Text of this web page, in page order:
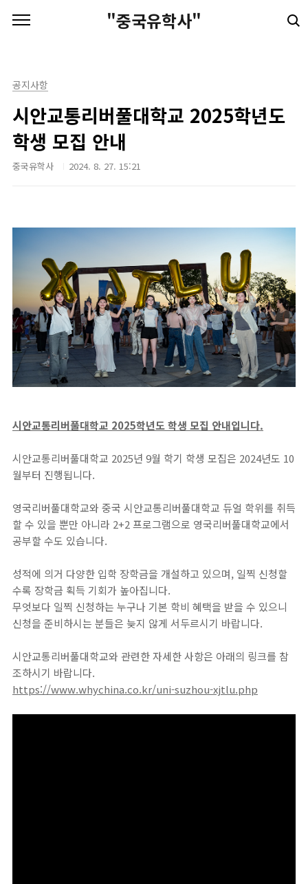
"중국유학사"
공지사항
시안교통리버풀대학교 2025학년도
학생 모집 안내
중국유학사 2024. 8. 27. 15:21
시안교통리버풀대학교 2025학년도 학생 모집 안내입니다.
시안교통리버풀대학교 2025년 9월 학기 학생 모집은 2024년도 10
월부터 진행됩니다.
영국리버풀대학교와 중국 시안교통리버풀대학교 듀얼 학위를 취득
할 수 있을 뿐만 아니라 2+2 프로그램으로 영국리버풀대학교에서
공부할 수도 있습니다.
성적에 의거 다양한 입학 장학금을 개설하고 있으며, 일찍 신청할
수록 장학금 획득 기회가 높아집니다.
무엇보다 일찍 신청하는 누구나 기본 학비 혜택을 받을 수 있으니
신청을 준비하시는 분들은 늦지 않게 서두르시기 바랍니다.
시안교통리버풀대학교와 관련한 자세한 사항은 아래의 링크를 참
조하시기 바랍니다.
https://www.whychina.co.kr/uni-suzhou-xjtlu.php